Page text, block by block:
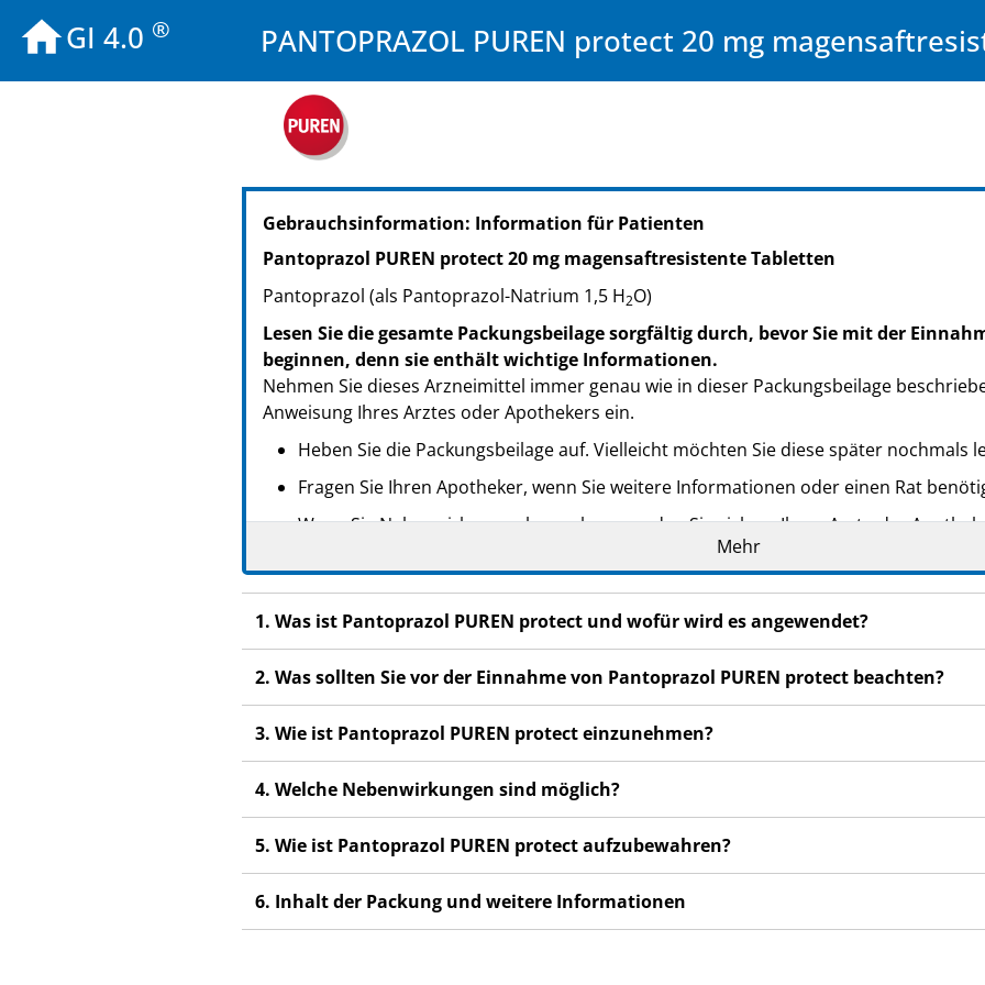
GI 4.0 ® PANTOPRAZOL PUREN protect 20 mg
PZN: 11357337
PPN: 111135733779
PZN: 11357343
Gebrauchsinformation: Information für Patienten
Pantoprazol PUREN protect 20 mg magensaftresistente Tabletten
Pantoprazol (als Pantoprazol-Natrium 1,5 H2O)
Lesen Sie die gesamte Packungsbeilage sorgfältig durch, bevor Sie mit der
beginnen, denn sie enthält wichtige Informationen.
Nehmen Sie dieses Arzneimittel immer genau wie in dieser Packungsbeilage
Anweisung Ihres Arztes oder Apothekers ein.
Heben Sie die Packungsbeilage auf. Vielleicht möchten Sie diese später nochmals
Fragen Sie Ihren Apotheker, wenn Sie weitere Informationen oder einen Rat
Wenn Sie Nebenwirkungen bemerken, wenden Sie sich an Ihren Arzt oder
Nebenwirkungen, die nicht in dieser Packungsbeilage angegeben sind. Siehe
Wenn Sie sich nach 2 Wochen nicht besser oder gar schlechter fühlen, wenden
Sie sollten Pantoprazol PUREN protect ohne ärztlichen Rat nicht länger als 4
Mehr
1. Was ist Pantoprazol PUREN protect und wofür wird es angewendet?
2. Was sollten Sie vor der Einnahme von Pantoprazol PUREN protect beachten?
3. Wie ist Pantoprazol PUREN protect einzunehmen?
4. Welche Nebenwirkungen sind möglich?
5. Wie ist Pantoprazol PUREN protect aufzubewahren?
6. Inhalt der Packung und weitere Informationen